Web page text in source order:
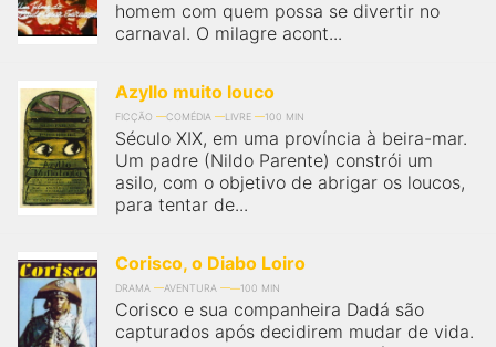
homem com quem possa se divertir no
carnaval. O milagre acont...
Azyllo muito louco
FICÇÃO COMÉDIA LIVRE 100 MIN
Século XIX, em uma província à beira-mar.
Um padre (Nildo Parente) constrói um
asilo, com o objetivo de abrigar os loucos,
para tentar de...
Corisco, o Diabo Loiro
DRAMA AVENTURA 100 MIN
Corisco e sua companheira Dadá são
capturados após decidirem mudar de vida.